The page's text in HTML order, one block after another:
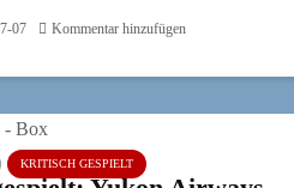
07 Kommentar hinzufügen
KRITISCH GESPIELT